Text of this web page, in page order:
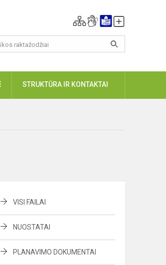
DAUGIAUSTRUKTŪRA IR KONTAKTAI
VISI FAILAI
NUOSTATAI
PLANAVIMO DOKUMENTAI